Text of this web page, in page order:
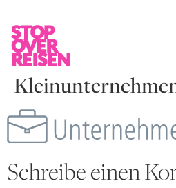
Schreibe einen